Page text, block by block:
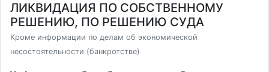
ЛИКВИДАЦИЯ ПО СОБСТВЕННОМУ
РЕШЕНИЮ, ПО РЕШЕНИЮ СУДА
Кроме информации по делам об экономической
несостоятельности (банкротстве)